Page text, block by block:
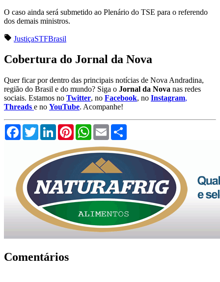
O caso ainda será submetido ao Plenário do TSE para o referendo
dos demais ministros.
JustiçaSTFBrasil
Cobertura do Jornal da Nova
Quer ficar por dentro das principais notícias de Nova Andradina,
região do Brasil e do mundo? Siga o Jornal da Nova nas redes
sociais. Estamos no Twitter, no Facebook, no Instagram,
Threads e no YouTube. Acompanhe!
FacebookTwitterLinkedInPinterestWhatsApp
Email
Comentários